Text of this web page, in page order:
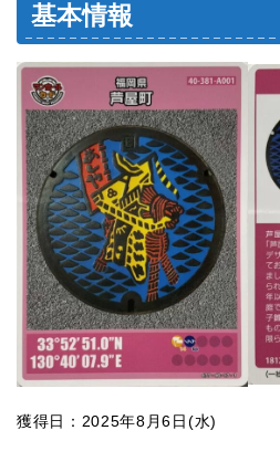
基本情報
獲得日：2025年8月6日(水)